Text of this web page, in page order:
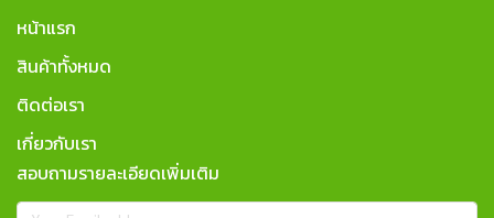
หน้าแรก
สินค้าทั้งหมด
ติดต่อเรา
เกี่ยวกับเรา
สอบถามรายละเอียดเพิ่มเติม